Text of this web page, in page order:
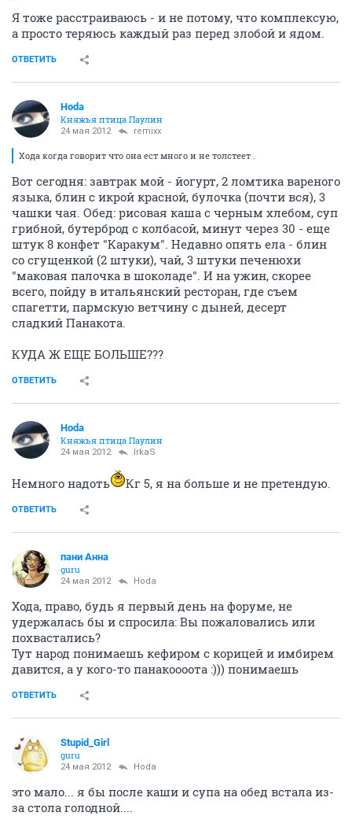
Я тоже расстраиваюсь - и не потому, что комплексую,
а просто теряюсь каждый раз перед злобой и ядом.
ОТВЕТИТЬ
Hoda
Княжья птица Паулин
24 мая 2012 remixx
Хода когда говорит что она ест много и не толстеет .
Вот сегодня: завтрак мой - йогурт, 2 ломтика вареного
языка, блин с икрой красной, булочка (почти вся), 3
чашки чая. Обед: рисовая каша с черным хлебом, суп
грибной, бутерброд с колбасой, минут через 30 - еще
штук 8 конфет "Каракум". Недавно опять ела - блин
со сгущенкой (2 штуки), чай, 3 штуки печенюхи
"маковая палочка в шоколаде". И на ужин, скорее
всего, пойду в итальянский ресторан, где съем
спагетти, пармскую ветчину с дыней, десерт
сладкий Панакота.
КУДА Ж ЕЩЕ БОЛЬШЕ???
ОТВЕТИТЬ
Hoda
Княжья птица Паулин
24 мая 2012 IrkaS
Немного надоть Кг 5, я на больше и не претендую.
ОТВЕТИТЬ
пани Анна
guru
24 мая 2012 Hoda
Хода, право, будь я первый день на форуме, не
удержалась бы и спросила: Вы пожаловались или
похвастались?
Тут народ понимаешь кефиром с корицей и имбирем
давится, а у кого-то панакоооота :))) понимаешь
ОТВЕТИТЬ
Stupid_Girl
guru
24 мая 2012 Hoda
это мало... я бы после каши и супа на обед встала из-
за стола голодной....